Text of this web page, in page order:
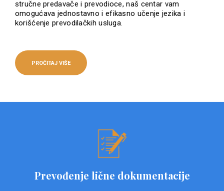
stručne predavače i prevodioce, naš centar vam
omogućava jednostavno i efikasno učenje jezika i
korišćenje prevodilačkih usluga.
PROČITAJ VIŠE
Prevođenje lične dokumentacije